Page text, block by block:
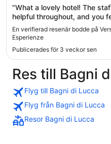
"What a lovely hotel! The
helpful throughout, and you
welcome from the moment you
was excellent — great
ingredients, a really good
pool area is perfect for just
relaxing, and the atmosphere
rooftop restaurant was a
was beautifully prepared,
recommend their “speciality”
be disappointed. The view
experience even better. Highly recommended, and
we’ll happily be back!"
En verifierad resenär bodde på
Esperienze
Publicerades för 3 veckor sen
Res till Bagni
Flyg till Bagni di Lucca
Flyg från Bagni di Lucca
Resor Bagni di Lucca